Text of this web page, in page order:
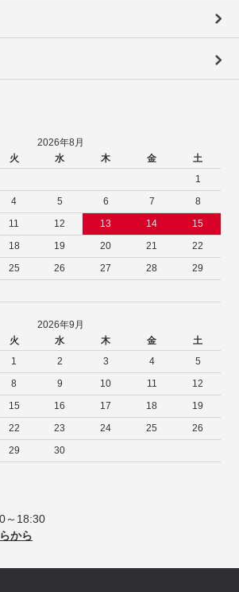
2026年8月
火 水 木 金
土
1
4 5 6 7
8
11 12 13 14
15
18 19 20 21
22
25 26 27 28
29
2026年9月
火 水 木 金
土
1
2 3 4
5
8 9 10 11
12
15 16 17 18
19
22 23 24 25
26
29 30
～18:30
から